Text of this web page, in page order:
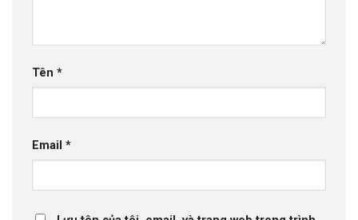
Tên *
Email *